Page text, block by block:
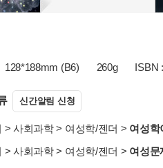
128*188mm (B6) 260g ISBN
신간알림 신청
> 사회과학> 여성학/젠더 > 여성학
> 사회과학> 여성학/젠더 > 여성문